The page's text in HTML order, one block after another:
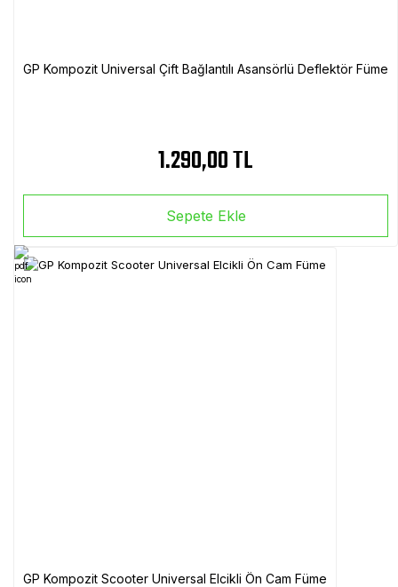
GP Kompozit Universal Çift Bağlantılı Asansörlü Deflektör Füme
1.290,00 TL
Sepete Ekle
GP Kompozit Scooter Universal Elcikli Ön Cam Füme